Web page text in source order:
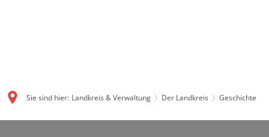
Sie sind hier: Landkreis & Verwaltung Der Landkreis Geschichte